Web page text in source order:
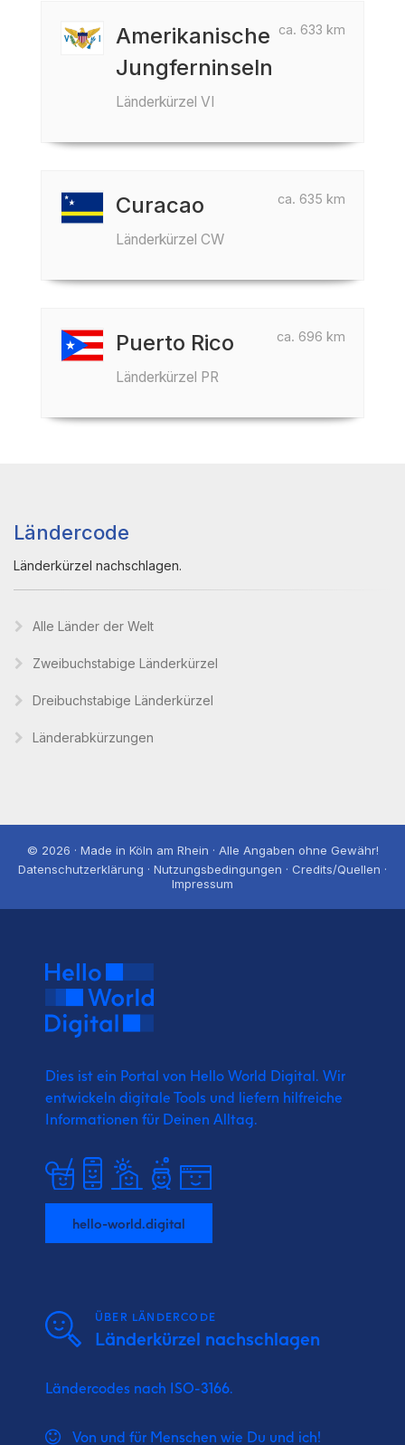
ca. 633 km
Amerikanische
Jungferninseln
Länderkürzel VI
ca. 635 km
Curacao
Länderkürzel CW
ca. 696 km
Puerto Rico
Länderkürzel PR
Ländercode
Länderkürzel nachschlagen.
Alle Länder der Welt
Zweibuchstabige Länderkürzel
Dreibuchstabige Länderkürzel
Länderabkürzungen
© 2026 · Made in Köln am Rhein · Alle Angaben ohne Gewähr!
Datenschutzerklärung · Nutzungsbedingungen · Credits/Quellen ·
Impressum
Dies ist ein Portal von Hello World Digital. Wir
entwickeln digitale Tools und liefern hilfreiche
Informationen für Deinen Alltag.
hello-world.digital
ÜBER LÄNDERCODE
Länderkürzel nachschlagen
Ländercodes nach ISO-3166.
Von und für Menschen wie Du und ich!